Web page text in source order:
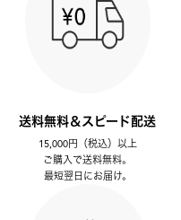
送料無料＆スピード配送
15,000円（税込）以上
ご購入で送料無料。
最短翌日にお届け。